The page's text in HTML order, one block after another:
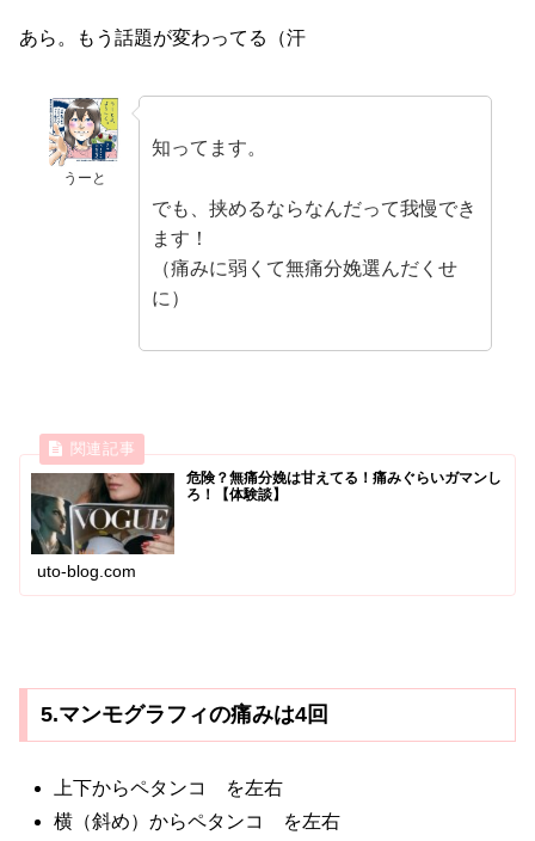
あら。もう話題が変わってる（汗
うーと
知ってます。
でも、挟めるならなんだって我慢でき
ます！
（痛みに弱くて無痛分娩選んだくせ
に）
危険？無痛分娩は甘えてる！痛みぐらいガマンし
ろ！【体験談】
uto-blog.com
5.マンモグラフィの痛みは4回
上下からペタンコ を左右
横（斜め）からペタンコ を左右